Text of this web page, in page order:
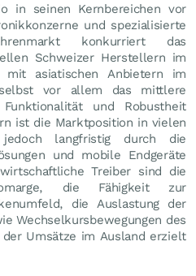
in seinen Kernbereichen vor
und spezialisierte
konkurriert das
Schweizer Herstellern im
mit asiatischen Anbietern im
vor allem das mittlere
und Robustheit
ist die Marktposition in vielen
langfristig durch die
und mobile Endgeräte
Treiber sind die
die Fähigkeit zur
die Auslastung der
Wechselkursbewegungen des
Umsätze im Ausland erzielt